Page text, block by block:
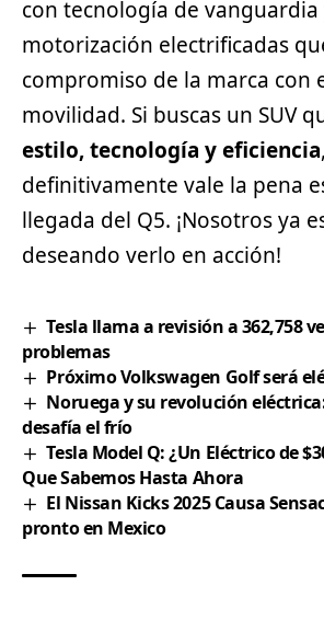
con tecnología de vanguardia
motorización electrificadas
compromiso de la marca con
movilidad. Si buscas un SUV
estilo, tecnología y eficiencia,
definitivamente vale la pena
llegada del Q5. ¡Nosotros ya
deseando verlo en acción!
Tesla llama a revisión a 362,758
problemas
Próximo Volkswagen Golf será
Noruega y su revolución
desafía el frío
Tesla Model Q: ¿Un Eléctrico de
Que Sabemos Hasta Ahora
El Nissan Kicks 2025 Causa
pronto en Mexico